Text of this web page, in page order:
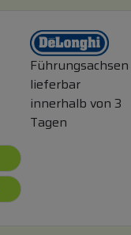
Führungsachsen
lieferbar
innerhalb von 3
Tagen